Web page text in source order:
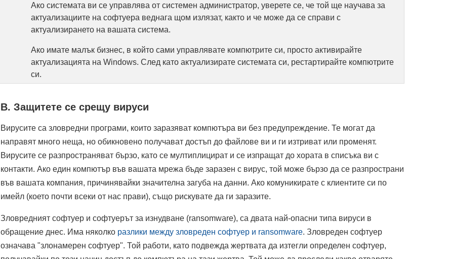
Ако системата ви се управлява от системен администратор, уверете се, че той ще научава за
актуализациите на софтуера веднага щом излязат, както и че може да се справи с
актуализирането на вашата система.
Ако имате малък бизнес, в който сами управлявате компютрите си, просто активирайте
актуализацията на Windows. След като актуализирате системата си, рестартирайте компютрите
си.
B. Защитете се срещу вируси
Вирусите са зловредни програми, които заразяват компютъра ви без предупреждение. Те могат да
направят много неща, но обикновено получават достъп до файлове ви и ги изтриват или променят.
Вирусите се разпространяват бързо, като се мултиплицират и се изпращат до хората в списъка ви с
контакти. Ако един компютър във вашата мрежа бъде заразен с вирус, той може бързо да се разпространи
във вашата компания, причинявайки значителна загуба на данни. Ако комуникирате с клиентите си по
имейл (което почти всеки от нас прави), също рискувате да ги заразите.
Зловредният софтуер и софтуерът за изнудване (ransomware), са двата най-опасни типа вируси в
обращение днес. Има няколко разлики между зловреден софтуер и ransomware. Зловреден софтуер
означава "злонамерен софтуер". Той работи, като подвежда жертвата да изтегли определен софтуер,